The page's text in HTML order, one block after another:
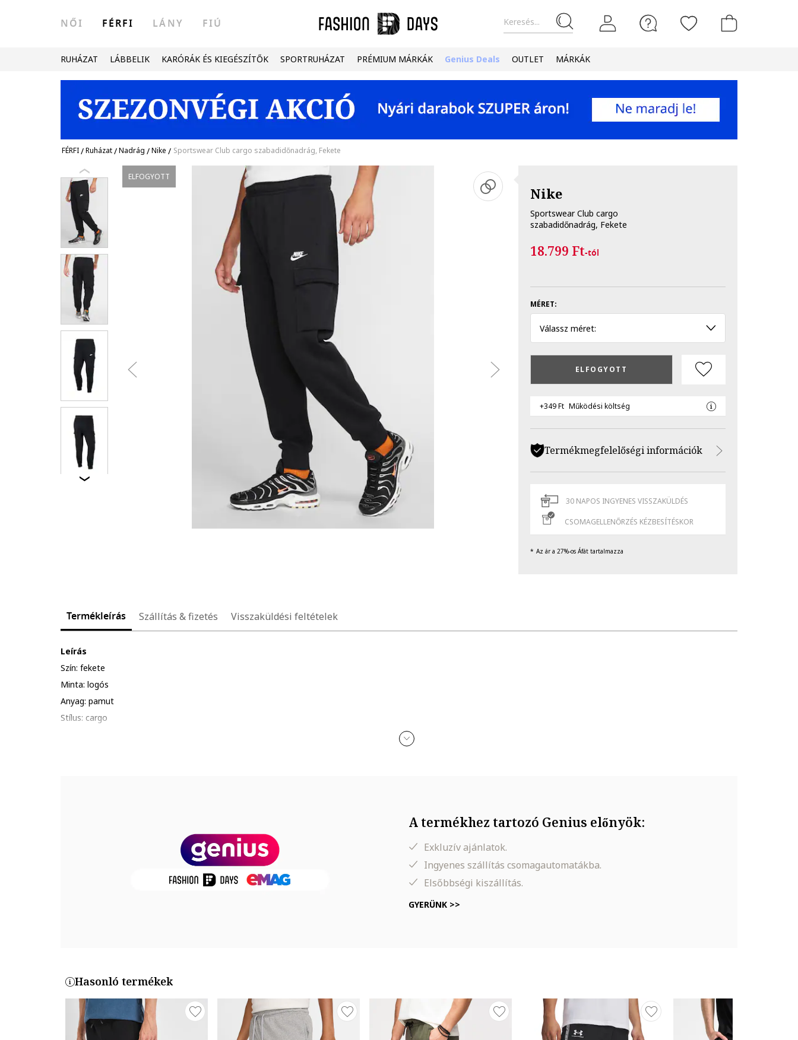
Keresés...
NŐI FÉRFI LÁNY FIÚ
RUHÁZAT LÁBBELIK KARÓRÁK ÉS KIEGÉSZÍTŐK SPORTRUHÁZAT PRÉMIUM MÁRKÁK Genius Deals OUTLET MÁRKÁK
FÉRFI/Ruházat/Nadrág /Nike / Sportswear Club cargo szabadidőnadrág, Fekete
ELFOGYOTT
Nike
Sportswear Club cargo
szabadidőnadrág, Fekete
18.799 Ft-tól
MÉRET:
Válassz méret:
ELFOGYOTT
+349 Ft Működési költség
Termékmegfelelőségi információk
30 NAPOS INGYENES VISSZAKÜLDÉS
CSOMAGELLENŐRZÉS KÉZBESÍTÉSKOR
Az ár a 27%-os Áfát tartalmazza
Termékleírás Szállítás & fizetés Visszaküldési feltételek
Leírás
Szín: fekete
Minta: logós
Anyag: pamut
Stílus: cargo
Külső anyag: 80% pamut, 20% poliészter
A termékhez tartozó Genius előnyök:
Exkluzív ajánlatok.
Ingyenes szállítás csomagautomatákba.
Elsőbbségi kiszállítás.
GYERÜNK >>
Hasonló termékek